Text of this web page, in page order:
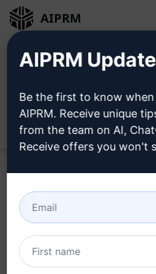
AIPRM
Home / Prompt dell’intelligenza
Prompts /
il Portfolio Aziendale
AIPRM
Be the first to know
AIPRM. Receive unique
from the team on AI,
Receive offers you won't